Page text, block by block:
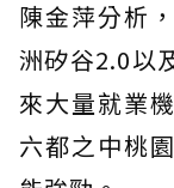
陳金萍分析
洲矽谷2.0以
來大量就業
六都之中桃